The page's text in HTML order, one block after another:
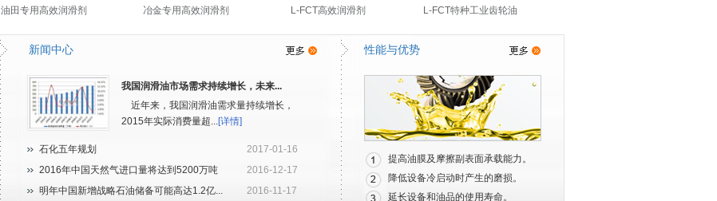
油田专用高效润滑剂 冶金专用高效润滑剂 L-FCT高效润滑剂 L-FCT特种工业齿轮油
新闻中心
我国润滑油市场需求持续增长，未来...
近年来，我国润滑油需求量持续增长，
2015年实际消费量超...[详情]
石化五年规划
2017-01-16
2016年中国天然气进口量将达到5200万吨
2016-12-17
明年中国新增战略石油储备可能高达1.2亿...
2016-11-17
性能与优势
提高油膜及摩擦副表面承载能力。
降低设备冷启动时产生的磨损。
延长设备和油品的使用寿命。